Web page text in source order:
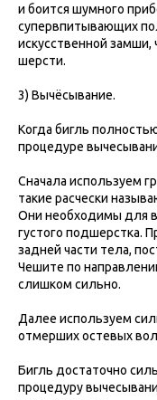
и боится шумного
супервпитывающих
искусственной замши,
шерсти.
3) Вычёсывание.
Когда бигль
процедуре
Сначала используем
такие расчески
Они необходимы для
густого подшерстка.
задней части тела,
Чешите по
слишком сильно.
Далее используем
отмерших остевых
Бигль достаточно
процедуру